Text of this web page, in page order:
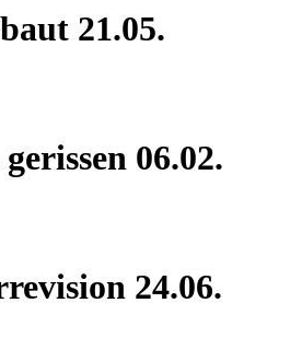
21.05.
06.02.
24.06.